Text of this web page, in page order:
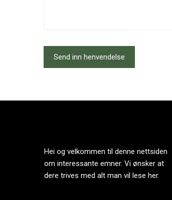
Hei og velkommen til denne nettsiden
om interessante emner. Vi ønsker at
dere trives med alt man vil lese her.